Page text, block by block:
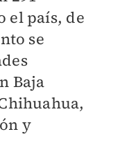
el país, de
se
Baja
y